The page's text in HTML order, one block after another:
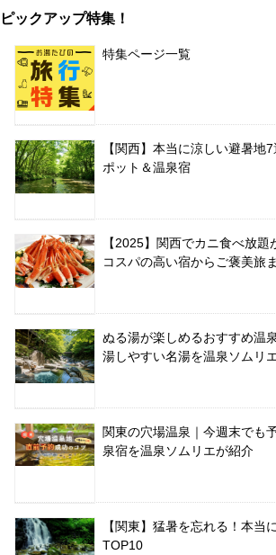
ピックアップ特集！
特集ページ一覧
【関西】本当に涼しい避暑
ポット＆温泉宿
【2025】関西でカニ食べ放題
コスパの高い宿からご褒美旅
ぬる湯が楽しめるおすすめ温
湯しやすい名湯を温泉ソムリ
関東の穴場温泉｜今週末でも
泉宿を温泉ソムリエが紹介
【関東】猛暑を忘れる！本当
TOP10